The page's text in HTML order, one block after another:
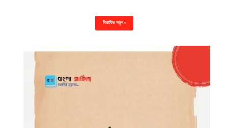
বিস্তারিত পড়ুন »